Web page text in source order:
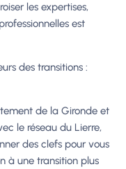
les expertises,
est
des transitions :
de la Gironde et
le réseau du Lierre,
des clefs pour vous
à une transition plus